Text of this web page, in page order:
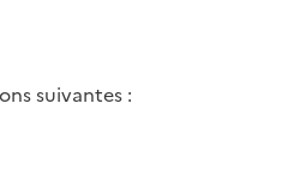
suivantes :